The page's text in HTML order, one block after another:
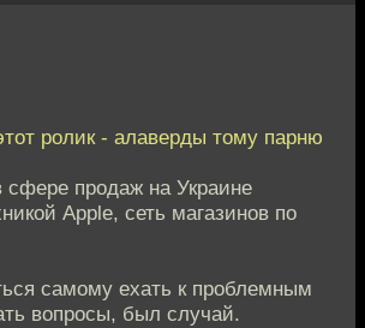
ролик - алаверды тому парню
продаж на Украине
Apple, сеть магазинов по
самому ехать к проблемным
вопросы, был случай.